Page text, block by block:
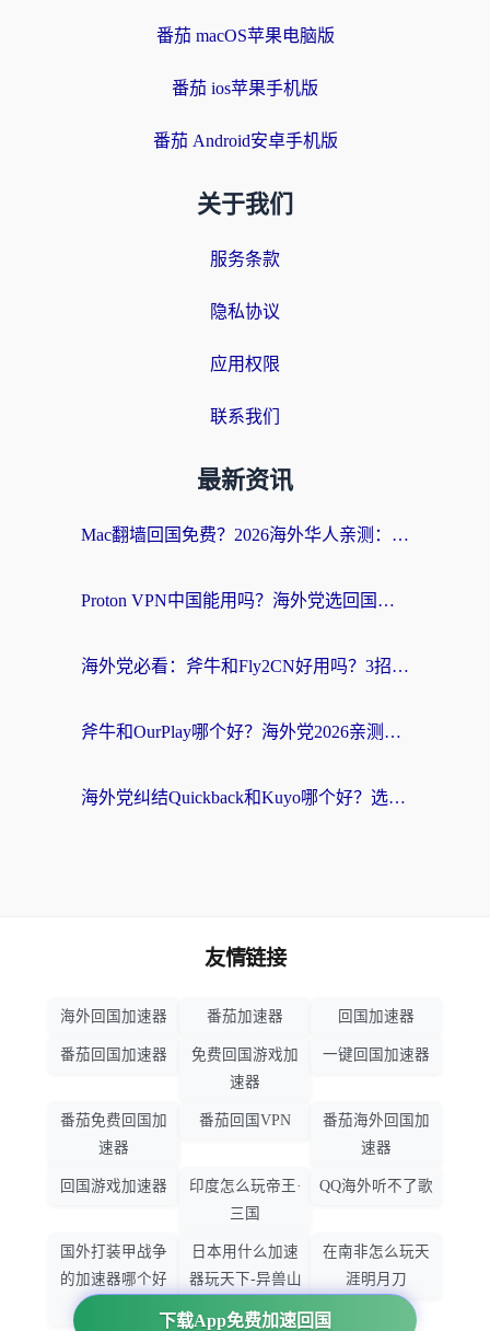
番茄 macOS苹果电脑版
番茄 ios苹果手机版
番茄 Android安卓手机版
关于我们
服务条款
隐私协议
应用权限
联系我们
最新资讯
Mac翻墙回国免费？2026海外华人亲测：从CCTV5直播到国内APP，这样选加速器才靠谱
Proton VPN中国能用吗？海外党选回国加速器的避坑指南（附番茄加速器实测）
海外党必看：斧牛和Fly2CN好用吗？3招教你选对回国加速器（附免费试用攻略）
斧牛和OurPlay哪个好？海外党2026亲测：选对加速器，国内资源秒加载
海外党纠结Quickback和Kuyo哪个好？选对回国加速器才能无缝刷国内资源
下载App免费加速回国
友情链接
海外回国加速器 番茄加速器 回国加速器
番茄回国加速器
免费回国游戏加
速器
一键回国加速器
番茄免费回国加
速器
番茄回国VPN
番茄海外回国加
速器
回国游戏加速器
印度怎么玩帝王·
三国
QQ海外听不了歌
国外打装甲战争
的加速器哪个好
日本用什么加速
器玩天下-异兽山
海
在南非怎么玩天
涯明月刀